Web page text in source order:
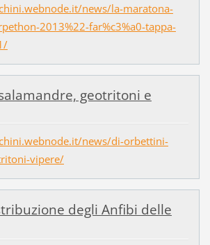
news/la-maratona-
2013%22-far%c3%a0-tappa-
geotritoni e
news/di-orbettini-
vipere/
degli Anfibi delle